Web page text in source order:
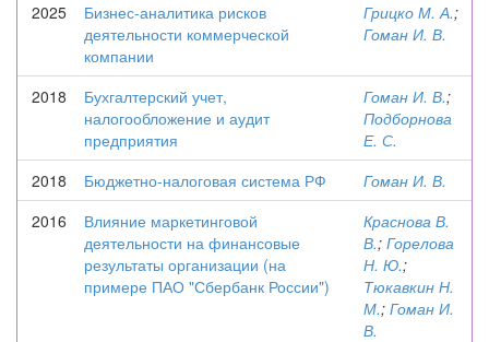
2025
Бизнес-аналитика рисков
деятельности коммерческой
компании
Грицко М. А.;
Гоман И. В.
2018
Бухгалтерский учет,
налогообложение и аудит
предприятия
Гоман И. В.;
Подборнова
Е. С.
2018
Бюджетно-налоговая система РФ
Гоман И. В.
2016
Влияние маркетинговой
деятельности на финансовые
результаты организации (на
примере ПАО "Сбербанк России")
Краснова В.
В.; Горелова
Н. Ю.;
Тюкавкин Н.
М.; Гоман И.
В.